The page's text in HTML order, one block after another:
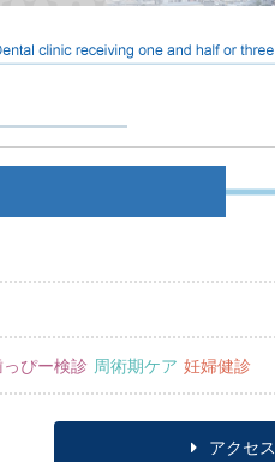
っぴー検診 周術期ケア 妊婦健診
アクセス